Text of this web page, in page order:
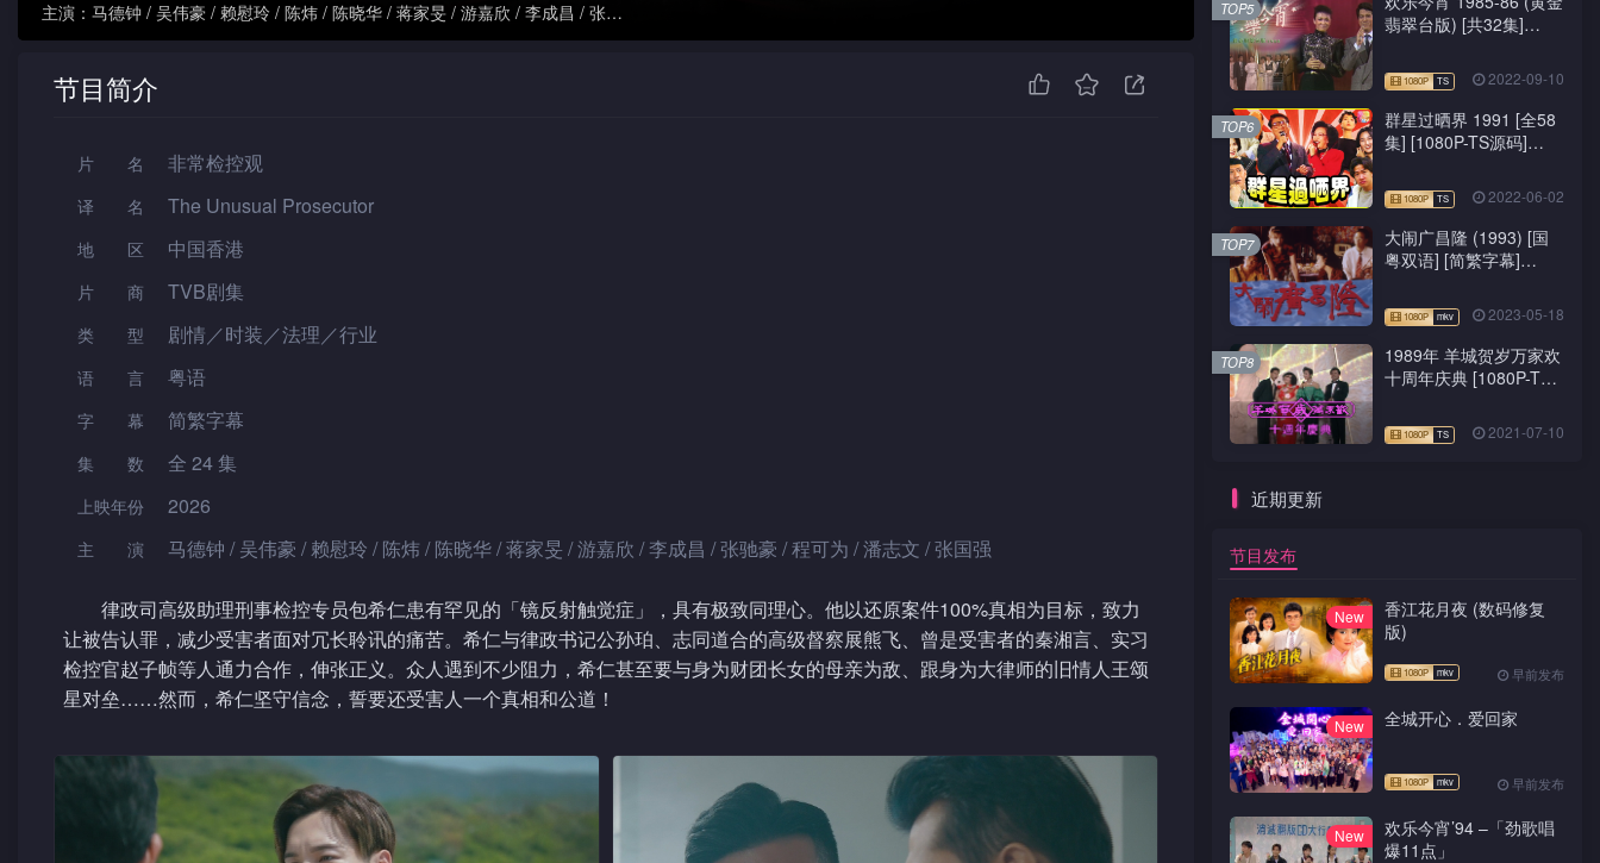
垒……然而，希仁坚守信念，誓要还受害人一个真相和公道！
主演： 马德钟 / 吴伟豪 / 赖慰玲 / 陈炜 / 陈晓华 / 蒋家旻 / 游嘉欣 / 李成昌 / 张驰
节目简介
片名 非常检控观
译名 The Unusual Prosecutor
地区 中国香港
片 商 TVB剧集
类型 剧情／时装／法理／行业
语言 粤语
字幕 简繁字幕
集数 全 24 集
上映年份 2026
主演 马德钟 / 吴伟豪 / 赖慰玲 / 陈炜 / 陈晓华 / 蒋家旻 / 游嘉欣 / 李成昌 / 张驰豪 / 程可为 / 潘志文 / 张国强
律政司高级助理刑事检控专员包希仁患有罕见的「镜反射触觉症」，具有极致同理心。他以还原案件100%真相为目标，致力
让被告认罪，减少受害者面对冗长聆讯的痛苦。希仁与律政书记公孙珀、志同道合的高级督察展熊飞、曾是受害者的秦湘言、实习
检控官赵子帧等人通力合作，伸张正义。众人遇到不少阻力，希仁甚至要与身为财团长女的母亲为敌、跟身为大律师的旧情人王颂
星对垒……然而，希仁坚守信念，誓要还受害人一个真相和公道！
翡翠台版) [共32集]
2022-09-10
TOP5
群星过晒界 1991 [全58
集] [1080P-TS源码]
2022-06-02
TOP6
大闹广昌隆 (1993) [国
粤双语] [简繁字幕]
2023-05-18
TOP7
1989年 羊城贺岁万家欢
十周年庆典 [1080P-TS
2021-07-10
TOP8
近期更新
节目发布
New
香江花月夜 (数码修复
版)
早前发布
New 全城开心．爱回家
早前发布
New
欢乐今宵’94 –「劲歌唱
爆11点」